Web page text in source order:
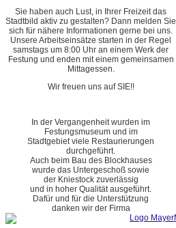
Sie haben auch Lust, in Ihrer Freizeit das
Stadtbild aktiv zu gestalten? Dann melden Sie
sich für nähere Informationen gerne bei uns.
Unsere Arbeitseinsätze starten in der Regel
samstags um 8:00 Uhr an einem Werk der
Festung und enden mit einem gemeinsamen
Mittagessen.
Wir freuen uns auf SIE!!
In der Vergangenheit wurden im
Festungsmuseum und im
Stadtgebiet viele Restaurierungen
durchgeführt.
Auch beim Bau des Blockhauses
wurde das Untergeschoß sowie
der Kniestock zuverlässig
und in hoher Qualität ausgeführt.
Dafür und für die Unterstützung
danken wir der Firma